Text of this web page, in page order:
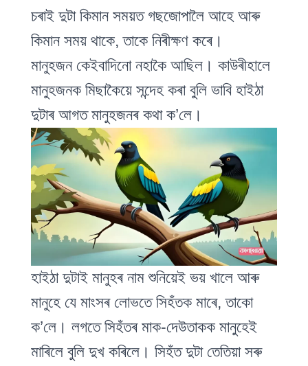
চৰাই দুটা কিমান সময়ত গছজোপালৈ আহে আৰু
কিমান সময় থাকে, তাকে নিৰীক্ষণ কৰে।
মানুহজন কেইবাদিনো নহাকৈ আছিল। কাউৰীহালে
মানুহজনক মিছাকৈয়ে সন্দেহ কৰা বুলি ভাবি হাইঠা
দুটাৰ আগত মানুহজনৰ কথা ক’লে।
হাইঠা দুটাই মানুহৰ নাম শুনিয়েই ভয় খালে আৰু
মানুহে যে মাংসৰ লোভতে সিহঁতক মাৰে, তাকো
ক’লে। লগতে সিহঁতৰ মাক-দেউতাকক মানুহেই
মাৰিলে বুলি দুখ কৰিলে। সিহঁত দুটা তেতিয়া সৰু